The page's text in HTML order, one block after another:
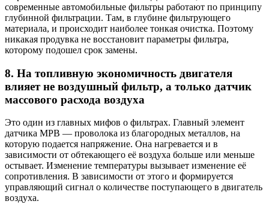
современные автомобильные фильтры работают по принципу
глубинной фильтрации. Там, в глубине фильтрующего
материала, и происходит наиболее тонкая очистка. Поэтому
никакая продувка не восстановит параметры фильтра,
которому подошел срок замены.
8. На топливную экономичность двигателя
влияет не воздушный фильтр, а только датчик
массового расхода воздуха
Это один из главных мифов о фильтрах. Главный элемент
датчика МРВ — проволока из благородных металлов, на
которую подается напряжение. Она нагревается и в
зависимости от обтекающего её воздуха больше или меньше
остывает. Изменение температуры вызывает изменение её
сопротивления. В зависимости от этого и формируется
управляющий сигнал о количестве поступающего в двигатель
воздуха.